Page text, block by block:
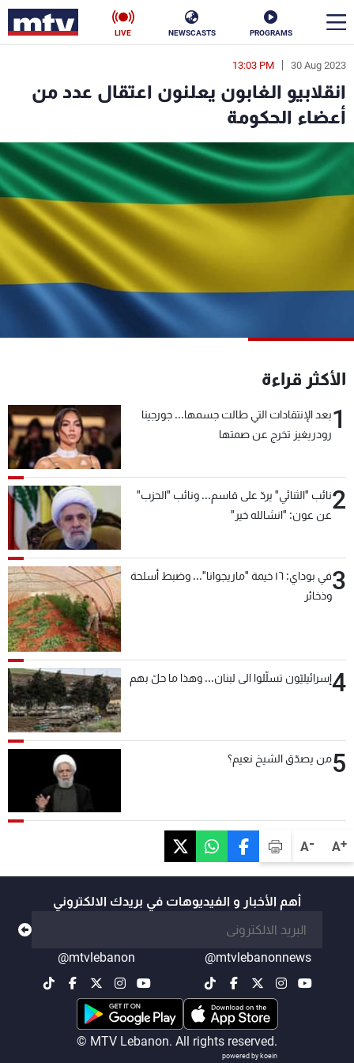
PROGRAMS
NEWSCASTS
LIVE
A+
A-
30 Aug 2023
13:03 PM
انقلابيو الغابون يعلنون اعتقال عدد من
أعضاء الحكومة
الأكثر قراءة
1بعد الإنتقادات التي طالت جسمها... جورجينا
رودريغيز تخرج عن صمتها
2نائب "الثنائي" يردّ على قاسم... ونائب "الحزب"
عن عون: "انشالله خير"
3
في بوداي: ١٦ خيمة "ماريجوانا"... وضبط أسلحة
وذخائر
4إسرائيليّون تسلّلوا الى لبنان... وهذا ما حلّ بهم
5من يصدّق الشيخ نعيم؟
أهم الأخبار و الفيديوهات في بريدك الالكتروني
@mtvlebanonnews
@mtvlebanon
© MTV Lebanon. All rights reserved.
powered by koein
en
الأخبار
سياسة ناس
إقتصاد فن
رياضة
شاهد البرامج
الترددات
عن MTV
لاعلاناتكم
شروط الإسـتخدام
سياسة الخصوصية